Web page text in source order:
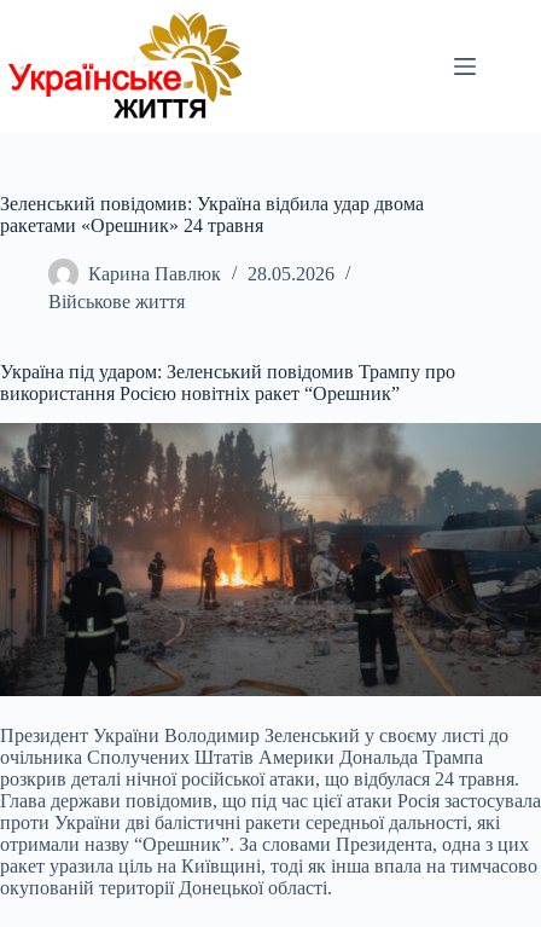
Зеленський повідомив: Україна відбила удар двома
ракетами «Орешник» 24 травня
Карина Павлюк
28.05.2026
Військове життя
Україна під ударом: Зеленський повідомив Трампу про
використання Росією новітніх ракет “Орешник”
Президент України Володимир Зеленський у своєму листі до
очільника Сполучених Штатів Америки Дональда Трампа
розкрив деталі нічної російської атаки, що відбулася 24 травня.
Глава держави повідомив, що під час цієї атаки Росія застосувала
проти України дві балістичні ракети середньої дальності, які
отримали назву “Орешник”. За словами Президента, одна з цих
ракет уразила ціль на Київщині, тоді як інша впала на тимчасово
окупованій території Донецької області.